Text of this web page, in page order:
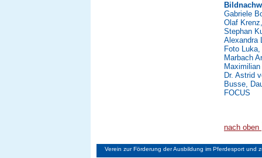
Gabriele
Olaf Krenz,
Stephan
Alexandra
Foto Luka,
Marbach
Dr. Astrid
Busse,
FOCUS
nach oben
Verein zur Förderung der Ausbildung im Pferdesport